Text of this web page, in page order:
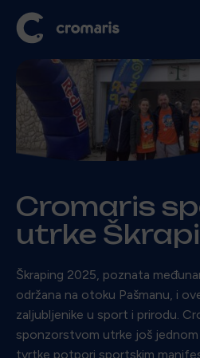
Cromaris
utrke
Škraping 2025, poznata
održana na otoku Pašmanu, i
zaljubljenike u sport i prirodu.
sponzorstvom utrke još
tvrtke potpori sportskim